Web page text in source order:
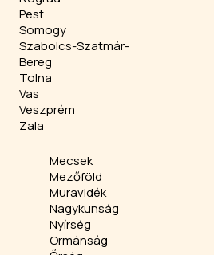
Pest
Somogy
Szabolcs-Szatmár-
Bereg
Tolna
Vas
Veszprém
Zala
Mecsek
Mezőföld
Muravidék
Nagykunság
Nyírség
Ormánság